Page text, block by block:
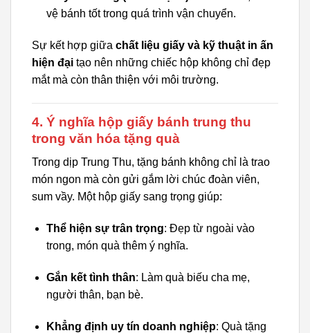
vệ bánh tốt trong quá trình vận chuyển.
Sự kết hợp giữa chất liệu giấy và kỹ thuật in ấn
hiện đại tạo nên những chiếc hộp không chỉ đẹp
mắt mà còn thân thiện với môi trường.
4. Ý nghĩa hộp giấy bánh trung thu
trong văn hóa tặng quà
Trong dịp Trung Thu, tặng bánh không chỉ là trao
món ngon mà còn gửi gắm lời chúc đoàn viên,
sum vầy. Một hộp giấy sang trọng giúp:
Thể hiện sự trân trọng: Đẹp từ ngoài vào
trong, món quà thêm ý nghĩa.
Gắn kết tình thân: Làm quà biếu cha mẹ,
người thân, bạn bè.
Khẳng định uy tín doanh nghiệp: Quà tặng